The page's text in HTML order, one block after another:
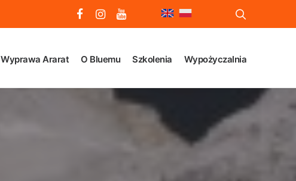
Wyprawa Ararat O Bluemu Szkolenia Wypożyczalnia